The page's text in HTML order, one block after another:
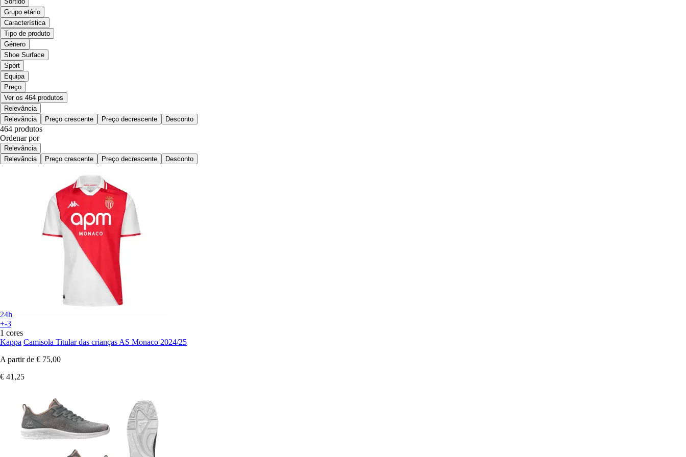
Grupo etário
Característica
Tipo de produto
Género
Shoe Surface
Sport
Equipa
Preço
Ver os 464 produtos
Relevância
Relevância
Preço crescente Preço decrescente Desconto
464 produtos
Ordenar por
Relevância
Relevância
Preço crescente Preço decrescente Desconto
24h
+-3
1 cores
Kappa Camisola Titular das crianças AS Monaco 2024/25
A partir de € 75,00
€ 41,25